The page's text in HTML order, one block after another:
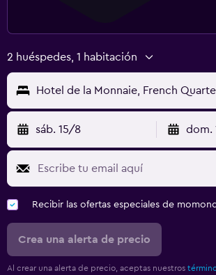
2 huéspedes, 1 habitación
Hotel de la Monnaie, French
sáb. 15/8 dom.
Recibir las ofertas especiales de
Crea una alerta de precio
Al crear una alerta de precio, aceptas nuestros